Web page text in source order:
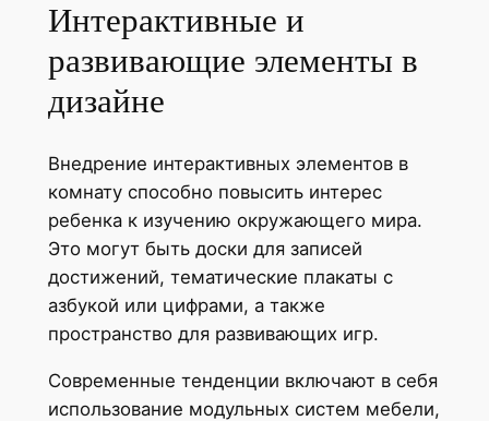
Интерактивные и
развивающие элементы в
дизайне
Внедрение интерактивных элементов в
комнату способно повысить интерес
ребенка к изучению окружающего мира.
Это могут быть доски для записей
достижений, тематические плакаты с
азбукой или цифрами, а также
пространство для развивающих игр.
Современные тенденции включают в себя
использование модульных систем мебели,